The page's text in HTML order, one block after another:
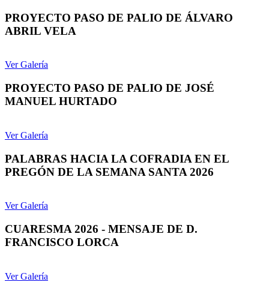
PROYECTO PASO DE PALIO DE ÁLVARO
ABRIL VELA
Ver Galería
PROYECTO PASO DE PALIO DE JOSÉ
MANUEL HURTADO
Ver Galería
PALABRAS HACIA LA COFRADIA EN EL
PREGÓN DE LA SEMANA SANTA 2026
Ver Galería
CUARESMA 2026 - MENSAJE DE D.
FRANCISCO LORCA
Ver Galería